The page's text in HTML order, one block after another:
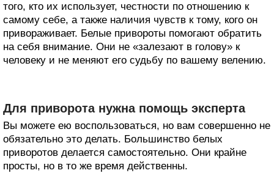
того, кто их использует, честности по отношению к
самому себе, а также наличия чувств к тому, кого он
привораживает. Белые привороты помогают обратить
на себя внимание. Они не «залезают в голову» к
человеку и не меняют его судьбу по вашему велению.
Для приворота нужна помощь эксперта
Вы можете ею воспользоваться, но вам совершенно не
обязательно это делать. Большинство белых
приворотов делается самостоятельно. Они крайне
просты, но в то же время действенны.